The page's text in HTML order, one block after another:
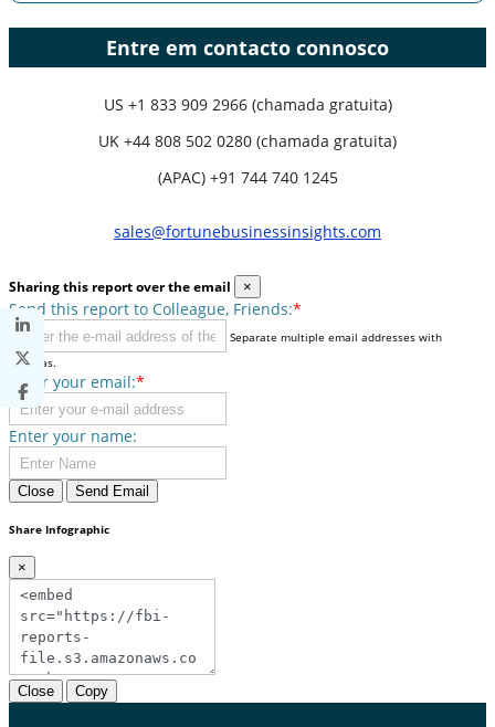
Entre em contacto connosco
US +1 833 909 2966 (chamada gratuita)
UK +44 808 502 0280 (chamada gratuita)
(APAC) +91 744 740 1245
sales@fortunebusinessinsights.com
Sharing this report over the email ×
Send this report to Colleague, Friends:*
Separate multiple email addresses with
commas.
Enter your email:*
Enter your name:
Close Send Email
Share Infographic
×
Close Copy